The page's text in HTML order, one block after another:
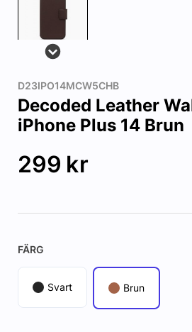
D23IPO14MCW5CHB
Decoded Leather
iPhone Plus 14 Brun
299 kr
FÄRG
Svart Brun